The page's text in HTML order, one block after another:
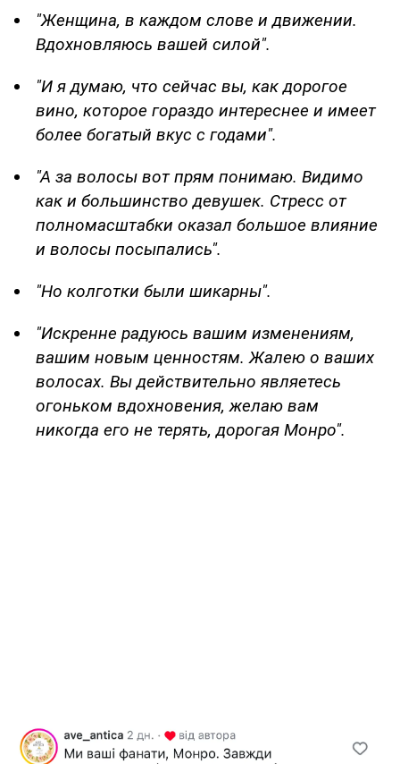
"Женщина, в каждом слове и движении.
Вдохновляюсь вашей силой".
"И я думаю, что сейчас вы, как дорогое
вино, которое гораздо интереснее и имеет
более богатый вкус с годами".
"А за волосы вот прям понимаю. Видимо
как и большинство девушек. Стресс от
полномасштабки оказал большое влияние
и волосы посыпались".
"Но колготки были шикарны".
"Искренне радуюсь вашим изменениям,
вашим новым ценностям. Жалею о ваших
волосах. Вы действительно являетесь
огоньком вдохновения, желаю вам
никогда его не терять, дорогая Монро".